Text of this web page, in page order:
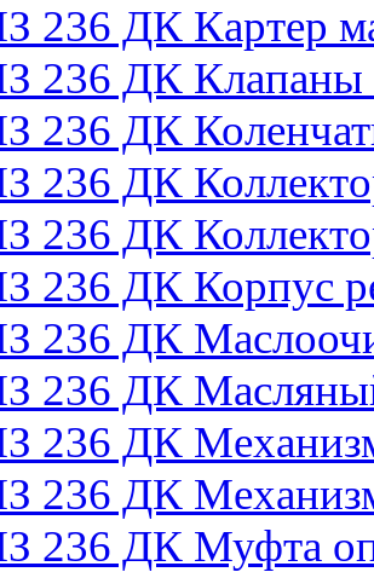
236 ДК Картер
236 ДК Клапаны
236 ДК
236 ДК
236 ДК
236 ДК Корпус
236 ДК
236 ДК
236 ДК
236 ДК
236 ДК Муфта